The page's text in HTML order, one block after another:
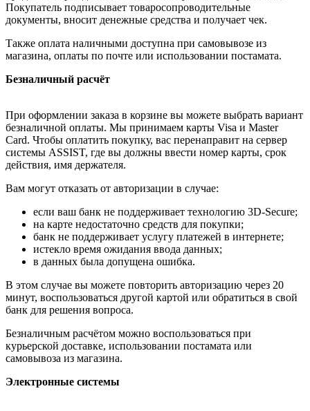
Покупатель подписывает товаросопроводительные
документы, вносит денежные средства и получает чек.
Также оплата наличными доступна при самовывозе из
магазина, оплаты по почте или использовании постамата.
Безналичный расчёт
При оформлении заказа в корзине вы можете выбрать вариант
безналичной оплаты. Мы принимаем карты Visa и Master
Card. Чтобы оплатить покупку, вас перенаправит на сервер
системы ASSIST, где вы должны ввести номер карты, срок
действия, имя держателя.
Вам могут отказать от авторизации в случае:
если ваш банк не поддерживает технологию 3D-Secure;
на карте недостаточно средств для покупки;
банк не поддерживает услугу платежей в интернете;
истекло время ожидания ввода данных;
в данных была допущена ошибка.
В этом случае вы можете повторить авторизацию через 20
минут, воспользоваться другой картой или обратиться в свой
банк для решения вопроса.
Безналичным расчётом можно воспользоваться при
курьерской доставке, использовании постамата или
самовывоза из магазина.
Электронные системы